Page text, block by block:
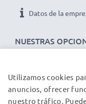
NUESTRAS
Datos de la
NUESTROS
Utilizamos cookies
anuncios, ofrecer
nuestro tráfico.